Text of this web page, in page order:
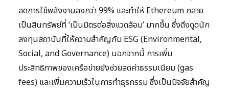
ลดการใช้พลังงานลงกว่า 99% และทำให้ Ethereum กลาย
เป็นสินทรัพย์ที่ ‘เป็นมิตรต่อสิ่งแวดล้อม’ มากขึ้น ซึ่งดึงดูดนัก
ลงทุนสถาบันที่ให้ความสำคัญกับ ESG (Environmental,
Social, and Governance) นอกจากนี้ การเพิ่ม
ประสิทธิภาพของเครือข่ายยังช่วยลดค่าธรรมเนียม (gas
fees) และเพิ่มความเร็วในการทำธุรกรรม ซึ่งเป็นปัจจัยสำคัญ